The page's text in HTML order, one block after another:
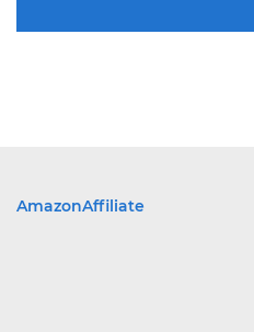
AmazonAffiliate